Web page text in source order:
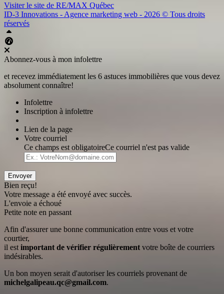
Visiter le site de RE/MAX Québec
ID-3 Innovations - Agence marketing web - 2026 © Tous droits
réservés
Abonnez-vous à mon infolettre
et recevez immédiatement les 6 astuces immobilières que vous devez
absolument connaître!
Infolettre
Inscription à infolettre
Lien de la page
Votre courriel
Ce champs est obligatoireCe courriel n'est pas valide
Envoyer
Bien reçu!
Votre message a été envoyé avec succès.
L'envoie a échoué
Petite note en passant
Afin d'assurer une bonne communication entre vous et votre
courtier,
il est important de vérifier régulièrement votre boîte de courriers
indésirables.
Un bon moyen serait d'autoriser les courriels provenant de
michelgalipeau.qc@gmail.com.